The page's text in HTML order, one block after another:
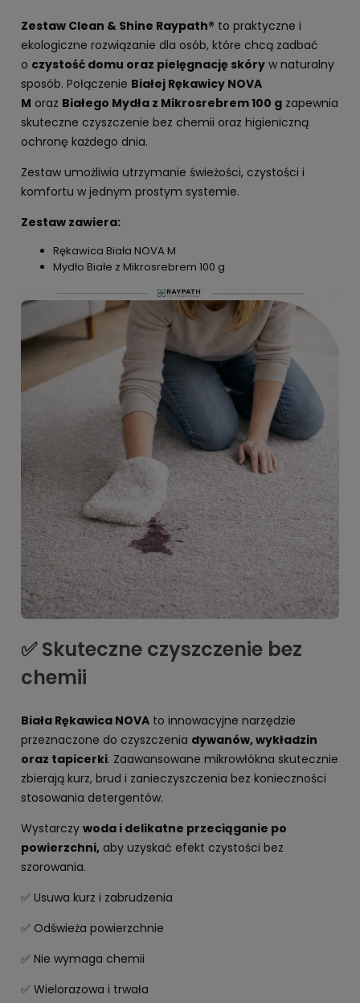
Zestaw Clean & Shine Raypath® to praktyczne i
ekologiczne rozwiązanie dla osób, które chcą zadbać
o czystość domu oraz pielęgnację skóry w naturalny
sposób. Połączenie Białej Rękawicy NOVA
M oraz Białego Mydła z Mikrosrebrem 100 g zapewnia
skuteczne czyszczenie bez chemii oraz higieniczną
ochronę każdego dnia.
Zestaw umożliwia utrzymanie świeżości, czystości i
komfortu w jednym prostym systemie.
Zestaw zawiera:
Rękawica Biała NOVA M
Mydło Białe z Mikrosrebrem 100 g
✅ Skuteczne czyszczenie bez
chemii
Biała Rękawica NOVA to innowacyjne narzędzie
przeznaczone do czyszczenia dywanów, wykładzin
oraz tapicerki. Zaawansowane mikrowłókna skutecznie
zbierają kurz, brud i zanieczyszczenia bez konieczności
stosowania detergentów.
Wystarczy woda i delikatne przeciąganie po
powierzchni, aby uzyskać efekt czystości bez
szorowania.
✅ Usuwa kurz i zabrudzenia
✅ Odświeża powierzchnie
✅ Nie wymaga chemii
✅ Wielorazowa i trwała